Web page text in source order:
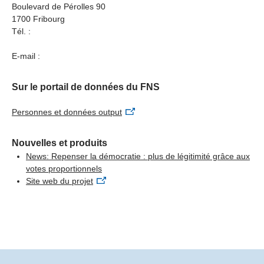
Trois messages essentiels:
(input), l’équité du processus (throughput) et la
satisfaction procurée par les résultats (output). Dans les
modes de scrutins traditionnels, ces aspects sont souvent
budgétaire participatif et des nouveaux formats ayant
servi d’exemple, ces éléments ont été évalués
séparément – les participant·es ont réfléchi plus
même de compenser entièrement l’insatisfaction
Boulevard de Pérolles 90
1700 Fribourg
Tél. :
E-mail :
Sur le portail de données du FNS
Personnes et données output
Nouvelles et produits
News: Repenser la démocratie : plus de légitimité grâce aux
votes proportionnels
Site web du projet